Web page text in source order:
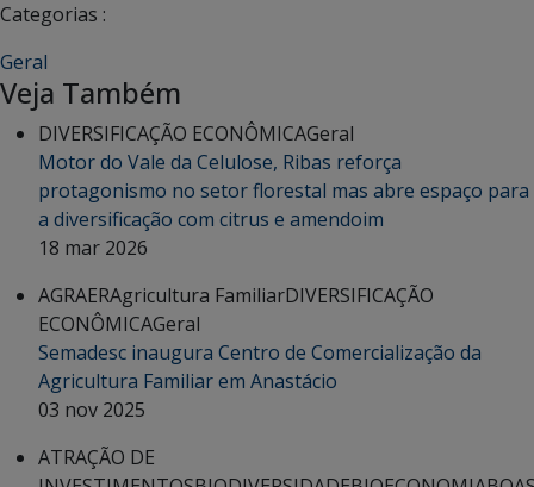
Categorias :
Geral
Veja Também
DIVERSIFICAÇÃO ECONÔMICAGeral
Motor do Vale da Celulose, Ribas reforça
protagonismo no setor florestal mas abre espaço para
a diversificação com citrus e amendoim
18 mar 2026
AGRAERAgricultura FamiliarDIVERSIFICAÇÃO
ECONÔMICAGeral
Semadesc inaugura Centro de Comercialização da
Agricultura Familiar em Anastácio
03 nov 2025
ATRAÇÃO DE